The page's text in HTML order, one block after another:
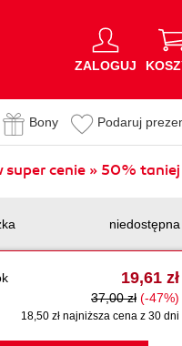
ZALOGUJ
Bony Podaruj
super cenie » 50% taniej
niedostępna
19,61 zł
37,00 zł (-47%)
18,50 zł najniższa cena z 30 dni